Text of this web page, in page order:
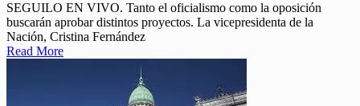
SEGUILO EN VIVO. Tanto el oficialismo como la oposición
buscarán aprobar distintos proyectos. La vicepresidenta de la
Nación, Cristina Fernández
Read More